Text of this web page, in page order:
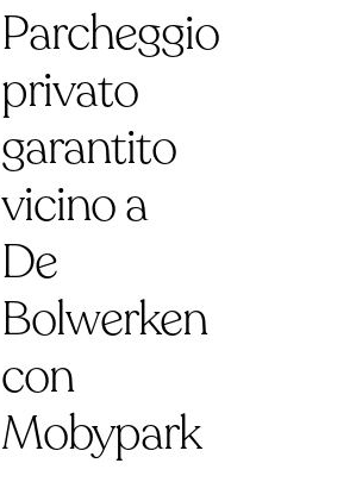
Parcheggio
privato
garantito
vicino a
De
Bolwerken
con
Mobypark